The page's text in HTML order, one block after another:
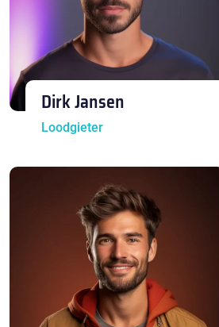
Dirk Jansen
Loodgieter